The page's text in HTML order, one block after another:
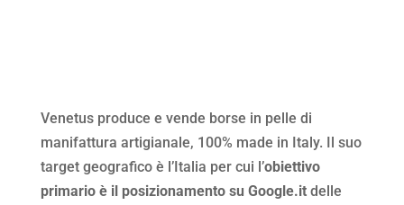
Venetus produce e vende borse in pelle di
manifattura artigianale, 100% made in Italy. Il suo
target geografico è l’Italia per cui l’obiettivo
primario è il posizionamento su Google.itdelle